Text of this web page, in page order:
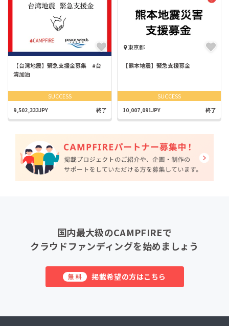
【台湾地震】緊急支援金募集 #台
湾加油
SUCCESS
9,502,333JPY 終了
東京都
【熊本地震】緊急支援募金
SUCCESS
10,007,091JPY 終了
国内最大級のCAMPFIREで
クラウドファンディングを始めましょう
無料 掲載希望の方はこちら